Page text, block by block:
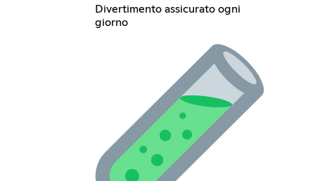
Divertimento assicurato ogni
giorno